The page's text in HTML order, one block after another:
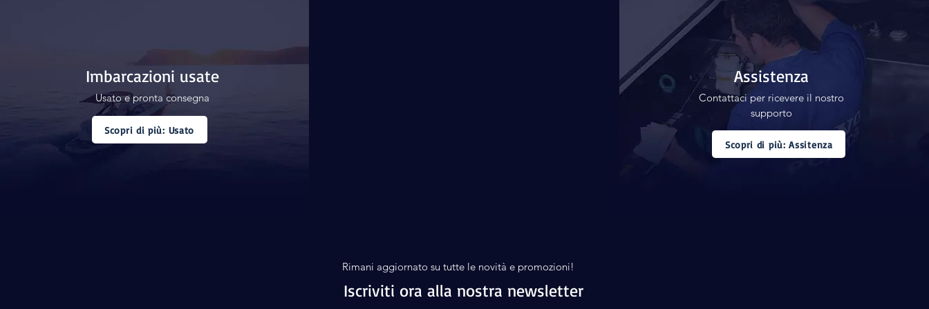
Imbarcazioni usate
Usato e pronta consegna
Scopri di più: Usato
Assistenza
Contattaci per ricevere il nostro
supporto
Scopri di più: Assitenza
Rimani aggiornato su tutte le novità e promozioni!
Iscriviti ora alla nostra newsletter